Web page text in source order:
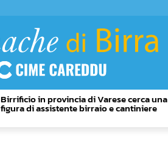
Birrificio in provincia di Varese cerca una
figura di assistente birraio e cantiniere